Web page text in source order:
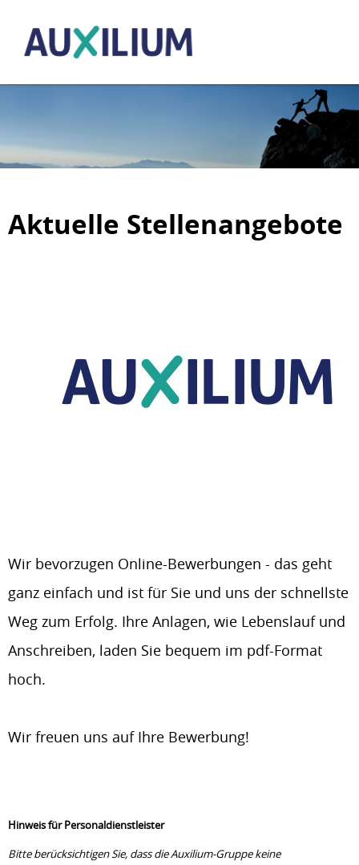
Aktuelle Stellenangebote
Wir bevorzugen Online-Bewerbungen - das geht
ganz einfach und ist für Sie und uns der schnellste
Weg zum Erfolg. Ihre Anlagen, wie Lebenslauf und
Anschreiben, laden Sie bequem im pdf-Format
hoch.
Wir freuen uns auf Ihre Bewerbung!
Hinweis für Personaldienstleister
Bitte berücksichtigen Sie, dass die Auxilium-Gruppe keine